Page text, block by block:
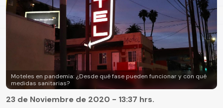
Moteles en pandemia: ¿Desde qué fase pueden funcionar y con qué
medidas sanitarias?
23 de Noviembre de 2020 - 13:37 hrs.